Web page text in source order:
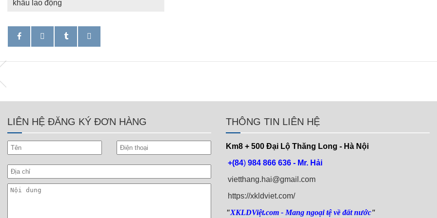
khẩu lao động
LIÊN HỆ ĐĂNG KÝ ĐƠN HÀNG THÔNG TIN LIÊN HỆ
Km8 + 500 Đại Lộ Thăng Long - Hà Nội
+(84) 984 866 636 - Mr. Hải
vietthang.hai@gmail.com
https://xkldviet.com/
"XKLDViệt.com - Mang ngoại tệ về đất nước"